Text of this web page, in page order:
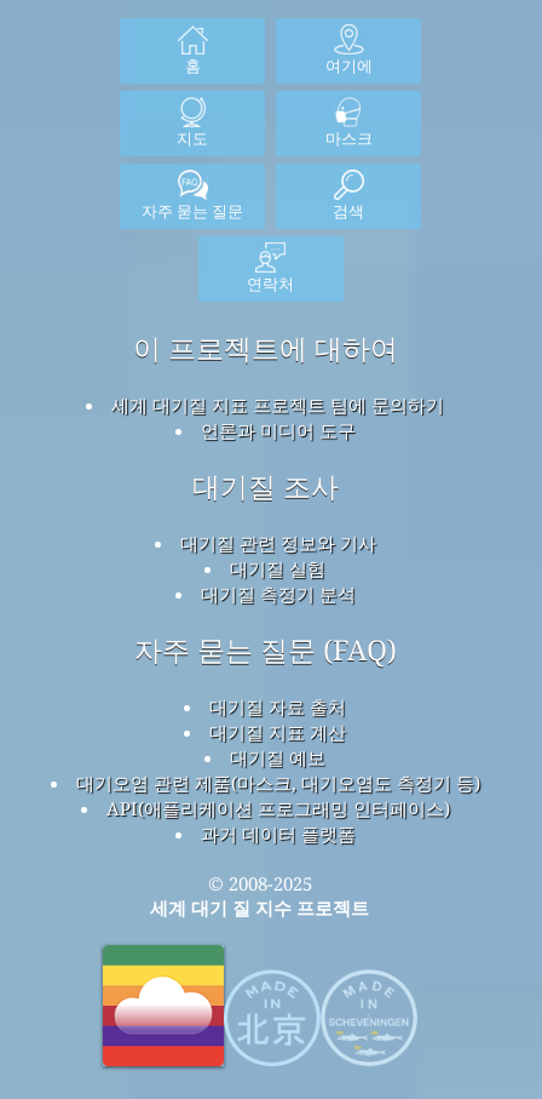
홈 여기에
지도 마스크
자주 묻는 질문 검색
연락처
이 프로젝트에 대하여
세계 대기질 지표 프로젝트 팀에 문의하기
언론과 미디어 도구
대기질 조사
대기질 관련 정보와 기사
대기질 실험
대기질 측정기 분석
자주 묻는 질문 (FAQ)
대기질 자료 출처
대기질 지표 계산
대기질 예보
대기오염 관련 제품(마스크, 대기오염도 측정기 등)
API(애플리케이션 프로그래밍 인터페이스)
과거 데이터 플랫폼
© 2008-2025
세계 대기 질 지수 프로젝트